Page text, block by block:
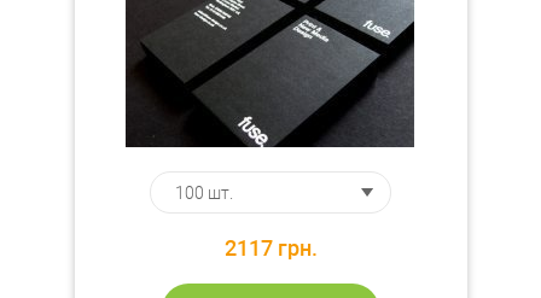
2117 грн.